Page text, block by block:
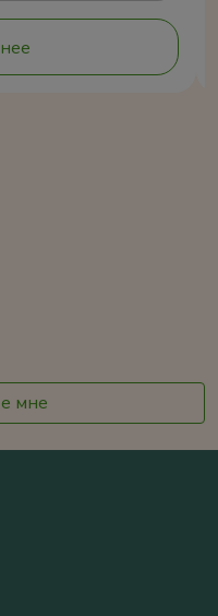
мне